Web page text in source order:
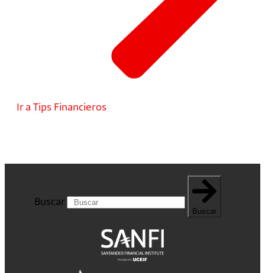
Ir a Tips Financieros
Buscar
Buscar